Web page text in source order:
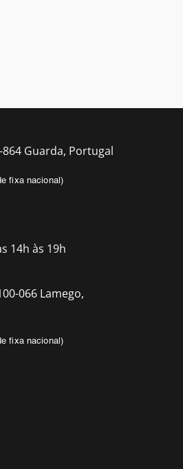
864 Guarda, Portugal
fixa nacional)
14h às 19h
066 Lamego,
fixa nacional)